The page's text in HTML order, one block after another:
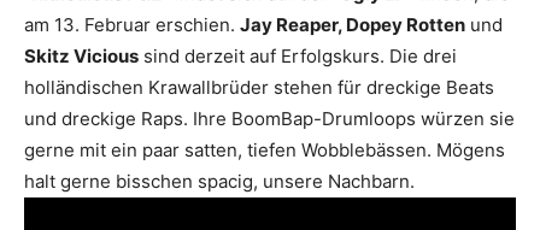
am 13. Februar erschien. Jay Reaper, Dopey Rotten und
Skitz Vicious sind derzeit auf Erfolgskurs. Die drei
holländischen Krawallbrüder stehen für dreckige Beats
und dreckige Raps. Ihre BoomBap-Drumloops würzen sie
gerne mit ein paar satten, tiefen Wobblebässen. Mögens
halt gerne bisschen spacig, unsere Nachbarn.